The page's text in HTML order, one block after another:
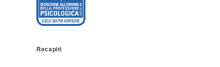
Recapiti